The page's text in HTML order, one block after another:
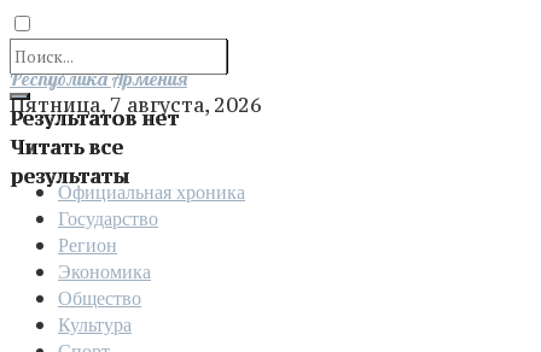
Результатов нет
Читать все
результаты
Отправить
Республика Армения
Пятница, 7 августа, 2026
Официальная хроника
Государство
Регион
Экономика
Общество
Культура